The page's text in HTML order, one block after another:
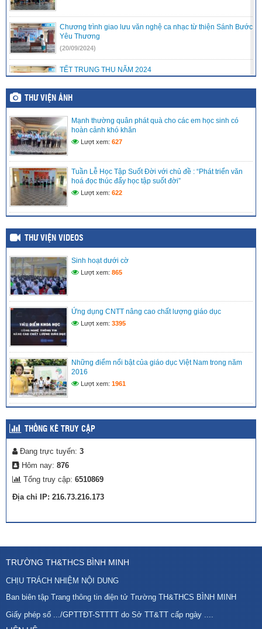
Chương trình giao lưu văn nghệ ca nhạc từ thiện Sánh Bước
Yêu Thương
(20/09/2024)
TẾT TRUNG THU NĂM 2024
Kiên Giang
(10/09/2024)
Sinh hoạt dưới cờ tuần đầu tiên năm học mới 2024-2025
(10/09/2024)
THƯ VIỆN ẢNH
Mạnh thường quân phát quà cho các em học sinh có
hoàn cảnh khó khăn
Lượt xem: 627
Tuần Lễ Học Tập Suốt Đời với chủ đề : “Phát triển văn
hoá đọc thúc đẩy học tập suốt đời”
Lượt xem: 622
THƯ VIỆN VIDEOS
Sinh hoạt dưới cờ
Lượt xem: 865
Ứng dụng CNTT nâng cao chất lượng giáo dục
Lượt xem: 3395
Những điểm nổi bật của giáo dục Việt Nam trong năm
2016
Lượt xem: 1961
THỐNG KÊ TRUY CẬP
Đang trực tuyến: 3
Hôm nay: 876
Tổng truy cập: 6510869
Địa chỉ IP: 216.73.216.173
TRƯỜNG TH&THCS BÌNH MINH
CHỊU TRÁCH NHIỆM NỘI DUNG
Ban biên tập Trang thông tin điện tử Trường TH&THCS BÌNH MINH
Giấy phép số .../GPTTĐT-STTTT do Sở TT&TT cấp ngày ....